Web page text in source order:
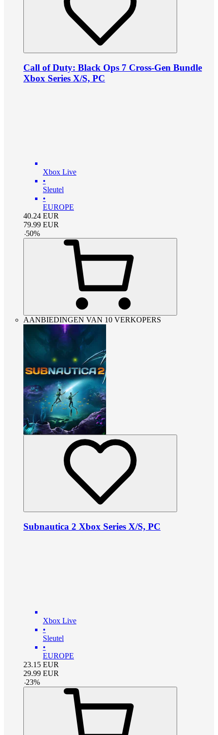
Call of Duty: Black Ops 7 Cross-Gen Bundle
Xbox Series X/S, PC
Xbox Live
•
Sleutel
•
EUROPE
40.24 EUR
79.99 EUR
-50%
AANBIEDINGEN VAN 10 VERKOPERS
Subnautica 2 Xbox Series X/S, PC
Xbox Live
•
Sleutel
•
EUROPE
23.15 EUR
29.99 EUR
-23%